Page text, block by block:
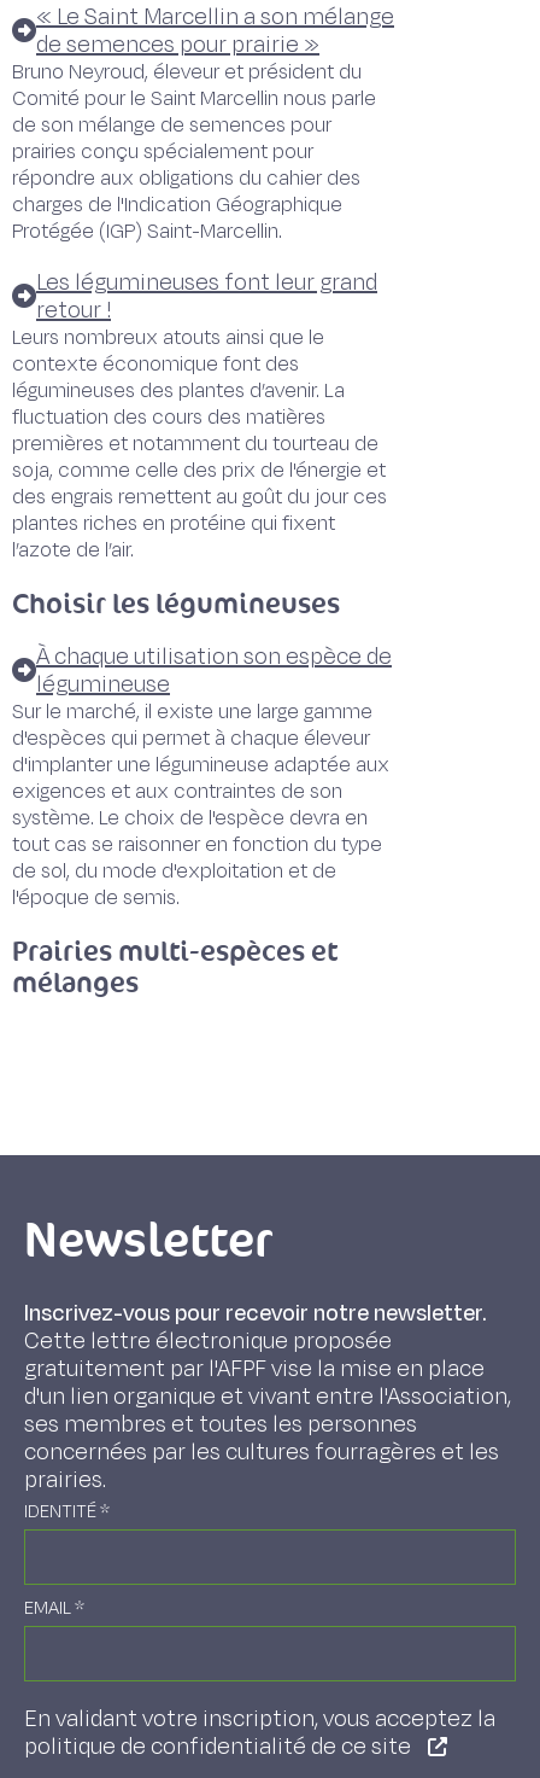
« Le Saint Marcellin a son mélange
de semences pour prairie »
Bruno Neyroud, éleveur et président du
Comité pour le Saint Marcellin nous parle
de son mélange de semences pour
prairies conçu spécialement pour
répondre aux obligations du cahier des
charges de l'Indication Géographique
Protégée (IGP) Saint-Marcellin.
Les légumineuses font leur grand
retour !
Leurs nombreux atouts ainsi que le
contexte économique font des
légumineuses des plantes d’avenir. La
fluctuation des cours des matières
premières et notamment du tourteau de
soja, comme celle des prix de l'énergie et
des engrais remettent au goût du jour ces
plantes riches en protéine qui fixent
l’azote de l’air.
Choisir les légumineuses
À chaque utilisation son espèce de
légumineuse
Sur le marché, il existe une large gamme
d'espèces qui permet à chaque éleveur
d'implanter une légumineuse adaptée aux
exigences et aux contraintes de son
système. Le choix de l'espèce devra en
tout cas se raisonner en fonction du type
de sol, du mode d'exploitation et de
l'époque de semis.
Prairies multi-espèces et
mélanges
Newsletter
Inscrivez-vous pour recevoir notre newsletter.
Cette lettre électronique proposée
gratuitement par l'AFPF vise la mise en place
d'un lien organique et vivant entre l'Association,
ses membres et toutes les personnes
concernées par les cultures fourragères et les
prairies.
IDENTITÉ*
EMAIL*
En validant votre inscription, vous acceptez la
politique de confidentialité de ce site